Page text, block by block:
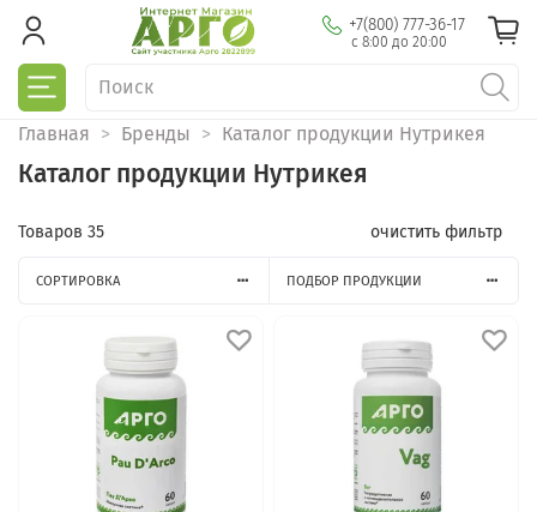
+7(800) 777-36-17
с 8:00 до 20:00
Главная Бренды Каталог продукции Нутрикея
Каталог продукции Нутрикея
Товаров 35 очистить фильтр
СОРТИРОВКА ПОДБОР ПРОДУКЦИИ